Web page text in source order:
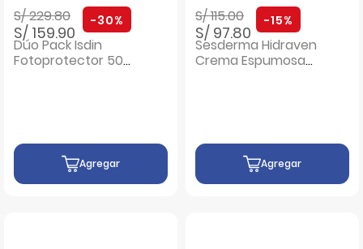
Precio rebajado de
S/ 229.80a
S/ 159.90
-30%
Dúo Pack Isdin
Fotoprotector 50+
Agregar
Precio rebajado de
S/ 115.00a
S/ 97.80
-15%
Sesderma Hidraven
Crema Espumosa
Agregar